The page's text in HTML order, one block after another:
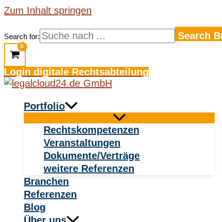
Zum Inhalt springen
Search for: Search
Login digitale Rechtsabteilung
Portfolio
Rechtskompetenzen
Veranstaltungen
Dokumente/Verträge
weitere Referenzen
Branchen
Referenzen
Blog